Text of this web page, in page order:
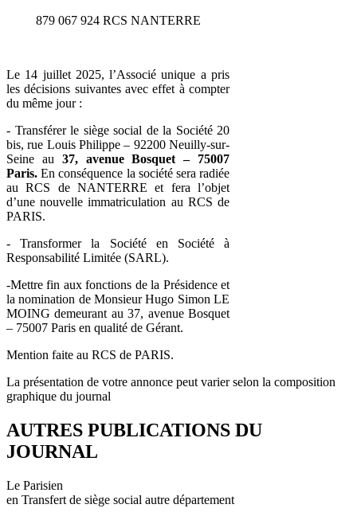
879 067 924 RCS NANTERRE
Le 14 juillet 2025, l’Associé unique a pris
les décisions suivantes avec effet à compter
du même jour :
- Transférer le siège social de la Société 20
bis, rue Louis Philippe – 92200 Neuilly-sur-
Seine au 37, avenue Bosquet – 75007
Paris. En conséquence la société sera radiée
au RCS de NANTERRE et fera l’objet
d’une nouvelle immatriculation au RCS de
PARIS.
- Transformer la Société en Société à
Responsabilité Limitée (SARL).
-Mettre fin aux fonctions de la Présidence et
la nomination de Monsieur Hugo Simon LE
MOING demeurant au 37, avenue Bosquet
– 75007 Paris en qualité de Gérant.
Mention faite au RCS de PARIS.
La présentation de votre annonce peut varier selon la composition
graphique du journal
AUTRES PUBLICATIONS DU
JOURNAL
Le Parisien
en Transfert de siège social autre département